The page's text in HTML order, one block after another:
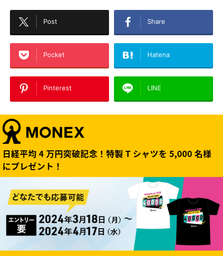
Post Share
Pocket Hatena
Pinterest LINE